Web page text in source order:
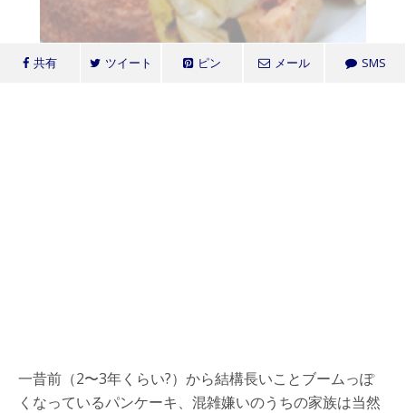
共有 ツイート ピン メール SMS
一昔前（2〜3年くらい?）から結構長いことブームっぽ
くなっているパンケーキ、混雑嫌いのうちの家族は当然